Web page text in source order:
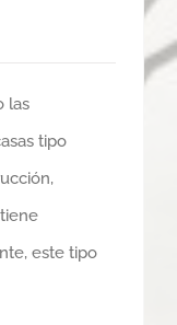
las
tipo
este tipo